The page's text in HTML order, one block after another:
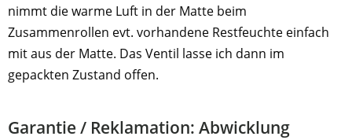
nimmt die warme Luft in der Matte beim
Zusammenrollen evt. vorhandene Restfeuchte einfach
mit aus der Matte. Das Ventil lasse ich dann im
gepackten Zustand offen.
Garantie / Reklamation: Abwicklung